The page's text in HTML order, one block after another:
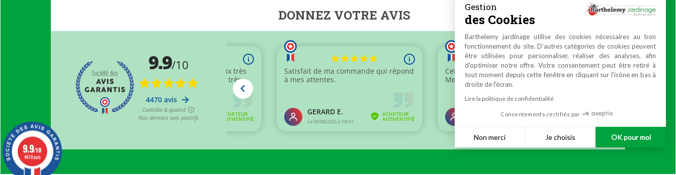
DONNEZ VOTRE AVIS
Gestion
des Cookies
Barthelemy jardinage utilise des cookies nécessaires au bon
fonctionnement du site. D’autres catégories de cookies peuvent
être utilisées pour personnaliser, réaliser des analyses, afin
d'optimiser notre offre. Votre consentement peut être retiré à
tout moment depuis cette fenêtre en cliquant sur l'icône en bas à
droite de l'écran.
Lire la politique de confidentialité
Consentements certifiés par
Non merci Je choisis OK pour moi
Plateforme de Gestion du Consentement : Personnalisez vos
Notre plateforme vous permet d'adapter et de gérer vos
9.9/10
4470 avis